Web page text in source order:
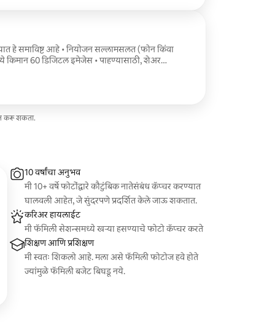
सल्लामसलत (फोन किंवा
किमान 60 डिजिटल इमेजेस • पाहण्यासाठी, शेअर
ऑनलाइन गॅलरी • अतिरिक्त इमेजेस खरेदी
जलद टर्नअराउंड कालावधी बहु-पिढी कौटुंबिक
परिघात असल्यास) समाविष्ट असेल.
करू शकता.
10 वर्षांचा अनुभव
मी 10+ वर्षे फोटोंद्वारे कौटुंबिक नातेसंबंध कॅप्चर करण्यात
घालवली आहेत, जे सुंदरपणे प्रदर्शित केले जाऊ शकतात.
करिअर हायलाईट
मी फॅमिली सेशन्समध्ये खऱ्या हसण्याचे फोटो कॅप्चर करते
शिक्षण आणि प्रशिक्षण
मी स्वतः शिकलो आहे. मला असे फॅमिली फोटोज हवे होते
ज्यांमुळे फॅमिली बजेट बिघडू नये.